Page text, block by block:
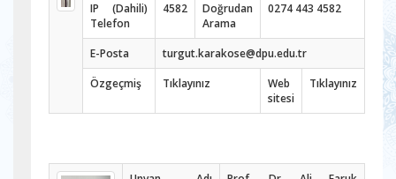
IP (Dahili)
Telefon
4582
Doğrudan
Arama
0274 443 4582
E-Posta
turgut.karakose@dpu.edu.tr
Özgeçmiş
Tıklayınız
Web
sitesi
Tıklayınız